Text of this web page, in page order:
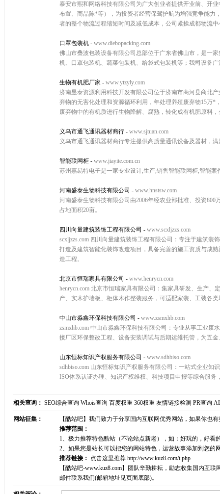
泰安市熙和网络科技有限公司为广大创业者提供开业前、开
布置、商品陈*等），为投资者经营保驾护航为增强竞争能力
者的整个物流过程缩短时间及减低成本，公司紧挨成都物流
口罩包装机 - www.diebopacking.com
佛山市叠波包装设备有限公司总部位于广东省佛山市，是一
机、口罩包装机、蔬菜包装机、给袋式包装机等；我司设备
生物有机肥厂家 - www.ytzyly.com
济南昱泰资源利用科技开发有限公司位于济南市商河县商北
弃物的无害化处理和资源循环利用，年处理养殖废弃物15万
废弃物中的有机质进行生物降解、腐熟，转化成有机肥原料
义乌市通飞通讯器材商行 - www.sjtuan.com
义乌市通飞通讯器材商行专注提供高质量通讯设备及器材，
智能联网柜 - www.jiayite.com.cn
苏州嘉易特电子是一家专业设计,生产,销售智能联网柜,智能
河南盛泰生物科技有限公司 - www.hnstsw.com
河南盛泰生物科技有限公司由2006年经农业部批准、投资
占地面积20亩。
四川向量建筑装饰工程有限公司 - www.scxljzzs.com
scxljzzs.com 四川向量建筑装饰工程有限公司：专注于建筑
打造及建筑智能化装饰改造项目，具备完善的施工资质与成
造工程。
北京市恒瑞家具有限公司 - www.henrycn.com
henrycn.com 北京市恒瑞家具有限公司：集家具研发、生产
产、实木护墙板、柜体木作整装服务，可适配家装、工装各
中山市淼鑫环保科技有限公司 - www.zsmxhb.com
zsmxhb.com 中山市淼鑫环保科技有限公司：专业从事工业
接厂区环保整改工程、设备安装调试与后期运维托管，为五
山东恒标知识产权服务有限公司 - www.sdhbiso.com
sdhbiso.com 山东恒标知识产权服务有限公司：一站式企业
ISO体系认证办理、知识产权维权、科技项目申报等综合服
相关查询： SEO综合查询 Whois查询 百度权重 360权重 友情链接检测 PR查询
网站征集：
【酷站吧】我们致力于分享国内互联网优秀网站，如果你也
推荐范围：
1、极力推荐特色酷站（不论站点新老），如：好玩的，好
2、如果您是站长可以把您的网站特色，运营故事添加到您
推荐链接： 点击这里推荐 http://www.kuz8.com/t.php
【酷站吧-www.kuz8.com】团队辛勤耕耘，励志收集国内互
邮件联系我们(邮箱地址见页面底部)。